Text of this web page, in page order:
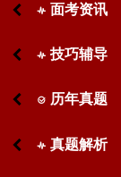
󰋙 面考资讯
󰋙 技巧辅导
󰊧 历年真题
󰋙 真题解析